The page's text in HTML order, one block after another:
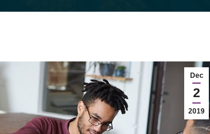
Dec
2
2019